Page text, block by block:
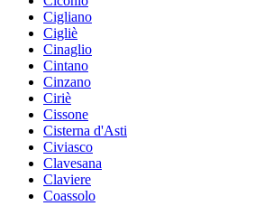
Cigliano
Cigliè
Cinaglio
Cintano
Cinzano
Ciriè
Cissone
Cisterna d'Asti
Civiasco
Clavesana
Claviere
Coassolo